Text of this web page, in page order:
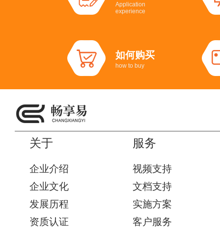
Application
experience
如何购买
how to buy
关于
企业介绍
企业文化
发展历程
资质认证
服务
视频支持
文档支持
实施方案
客户服务